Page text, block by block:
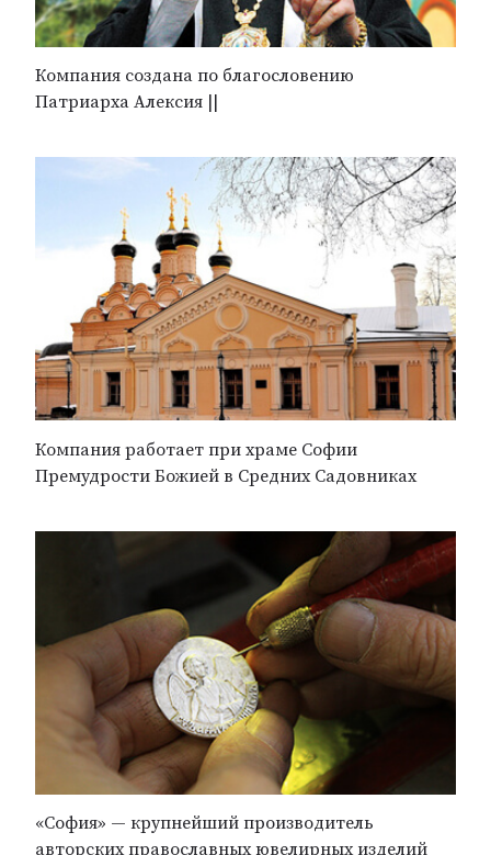
Компания создана по благословению
Патриарха Алексия ||
Компания работает при храме Софии
Премудрости Божией в Средних Садовниках
«София» — крупнейший производитель
авторских православных ювелирных изделий